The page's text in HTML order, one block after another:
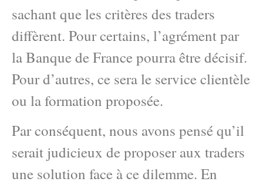
sachant que les critères des traders
diffèrent. Pour certains, l’agrément par
la Banque de France pourra être décisif.
Pour d’autres, ce sera le service clientèle
ou la formation proposée.
Par conséquent, nous avons pensé qu’il
serait judicieux de proposer aux traders
une solution face à ce dilemme. En